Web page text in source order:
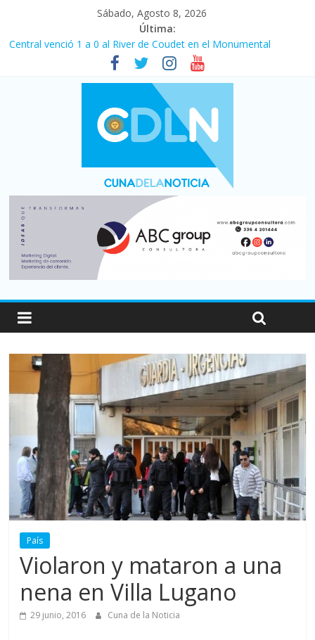
Sábado, Agosto 8, 2026
Última:
Central venció 1 a 0 al River de Coudet en el Monumental
La morosidad alcanzó su nivel más alto en dos décadas y ya
afecta a 400 mil deudores en Santa Fe
Desde que asumió Milei cerraron 41.000 kioscos: el sector
denuncia crisis como en 2001
Vacaciones de invierno con más movimiento y consumo
turístico: 4,6 millones de personas viajaron por el país, un 5,9%
Fuerte caída de la venta de autos usados en julio: bajó un 12,6%
País
Violaron y mataron a una
nena en Villa Lugano
29 junio, 2016 Cuna de la Noticia